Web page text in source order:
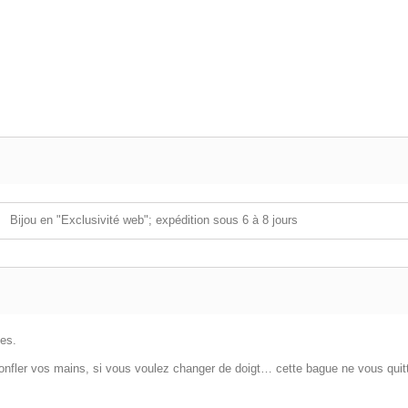
Bijou en "Exclusivité web"; expédition sous 6 à 8 jours
vos mains, si vous voulez changer de doigt… cette bague ne vous